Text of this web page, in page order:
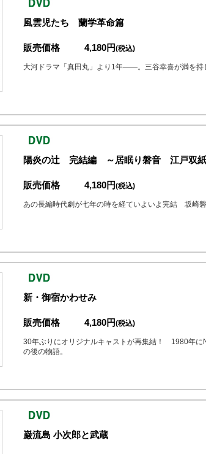
風雲児たち 蘭学革命篇
販売価格 4,180円(税込)
大河ドラマ「真田丸」より1年――。三谷幸喜が満を
陽炎の辻 完結編 ～居眠り磐音 江戸双
販売価格 4,180円(税込)
あの長編時代劇が七年の時を経ていよいよ完結 坂崎磐
新・御宿かわせみ
販売価格 4,180円(税込)
30年ぶりにオリジナルキャストが再集結！ 1980年に
の後の物語。
巌流島 小次郎と武蔵